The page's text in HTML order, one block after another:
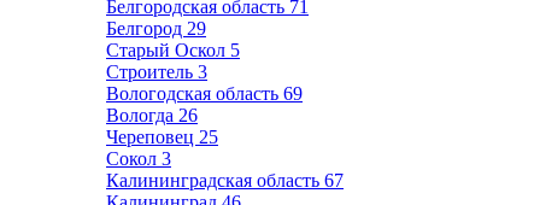
Белгородская область 71
Белгород 29
Старый Оскол 5
Строитель 3
Вологодская область 69
Вологда 26
Череповец 25
Сокол 3
Калининградская область 67